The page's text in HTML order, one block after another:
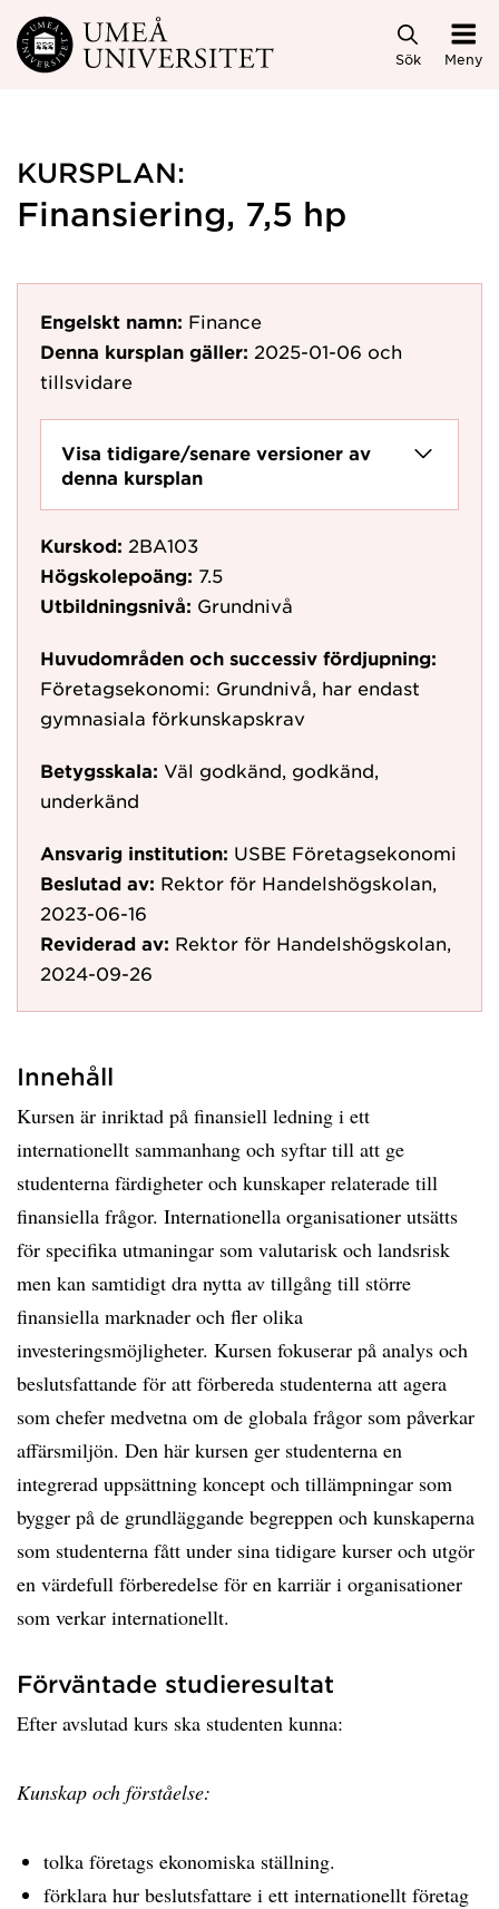
Hoppa direkt till innehållet
Sök Meny
KURSPLAN:
Finansiering, 7,5 hp
Engelskt namn: Finance
Denna kursplan gäller: 2025-01-06 och
tillsvidare
Visa tidigare/senare versioner av
denna kursplan
Kurskod: 2BA103
Högskolepoäng: 7.5
Utbildningsnivå: Grundnivå
Huvudområden och successiv fördjupning:
Företagsekonomi: Grundnivå, har endast
gymnasiala förkunskapskrav
Betygsskala: Väl godkänd, godkänd,
underkänd
Ansvarig institution: USBE Företagsekonomi
Beslutad av: Rektor för Handelshögskolan,
2023-06-16
Reviderad av: Rektor för Handelshögskolan,
2024-09-26
Innehåll
Kursen är inriktad på finansiell ledning i ett
internationellt sammanhang och syftar till att ge
studenterna färdigheter och kunskaper relaterade till
finansiella frågor. Internationella organisationer utsätts
för specifika utmaningar som valutarisk och landsrisk
men kan samtidigt dra nytta av tillgång till större
finansiella marknader och fler olika
investeringsmöjligheter. Kursen fokuserar på analys och
beslutsfattande för att förbereda studenterna att agera
som chefer medvetna om de globala frågor som påverkar
affärsmiljön. Den här kursen ger studenterna en
integrerad uppsättning koncept och tillämpningar som
bygger på de grundläggande begreppen och kunskaperna
som studenterna fått under sina tidigare kurser och utgör
en värdefull förberedelse för en karriär i organisationer
som verkar internationellt.
Förväntade studieresultat
Efter avslutad kurs ska studenten kunna:
Kunskap och förståelse:
tolka företags ekonomiska ställning.
förklara hur beslutsfattare i ett internationellt företag